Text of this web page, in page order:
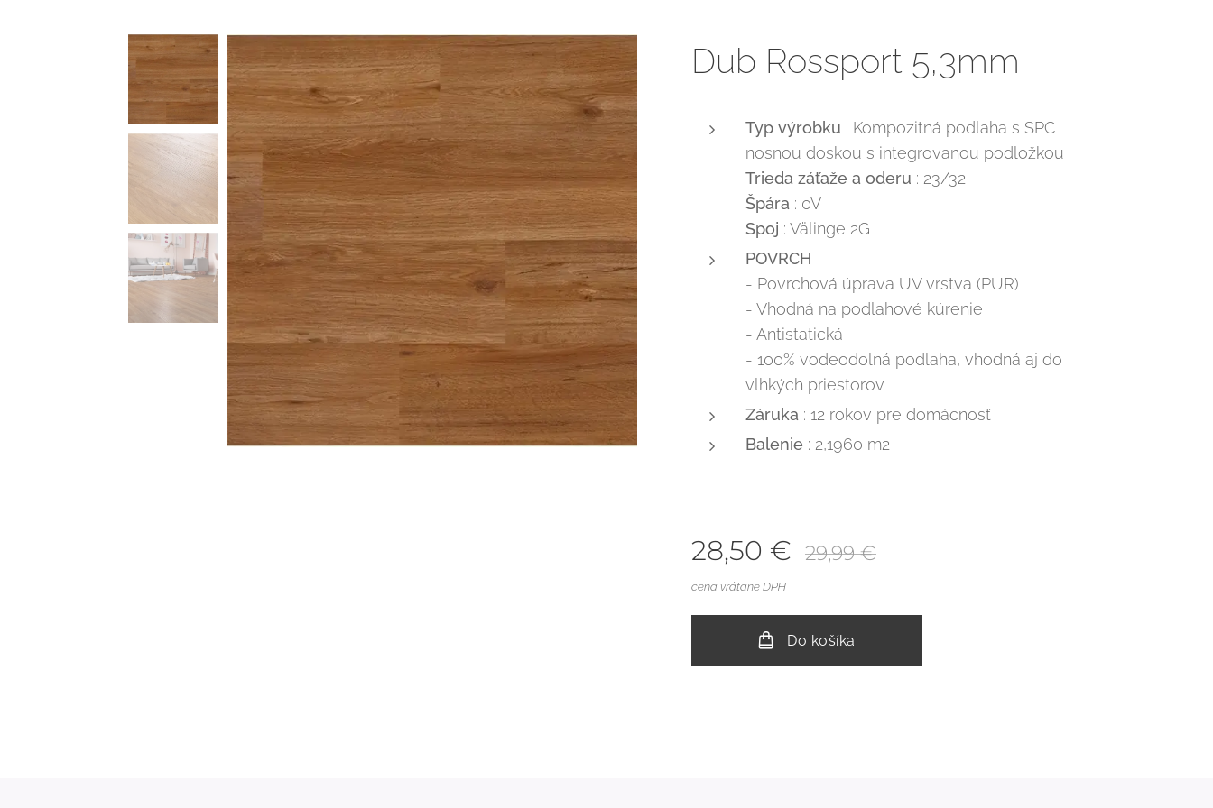
Dub Rossport 5,3mm
Typ výrobku : Kompozitná podlaha s SPC
nosnou doskou s integrovanou podložkou
Trieda záťaže a oderu : 23/32
Špára : 0V
Spoj : Välinge 2G
POVRCH
- Povrchová úprava UV vrstva (PUR)
- Vhodná na podlahové kúrenie
- Antistatická
- 100% vodeodolná podlaha, vhodná aj do
vlhkých priestorov
Záruka : 12 rokov pre domácnosť
Balenie : 2,1960 m2
28,50 € 29,99€
cena vrátane DPH
Do košíka